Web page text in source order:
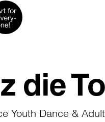
die
Youth Dance &